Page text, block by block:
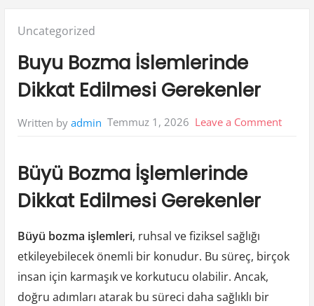
Posted
Uncategorized
Buyu Bozma İslemlerinde
Dikkat Edilmesi Gerekenler
Written by admin Temmuz 1, 2026 Leave a Commenton
Büyü Bozma İşlemlerinde
Dikkat Edilmesi Gerekenler
Büyü bozma işlemleri, ruhsal ve fiziksel sağlığı
etkileyebilecek önemli bir konudur. Bu süreç, birçok
insan için karmaşık ve korkutucu olabilir. Ancak,
doğru adımları atarak bu süreci daha sağlıklı bir